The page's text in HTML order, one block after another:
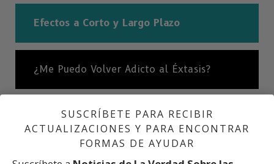
Efectos a Corto y Largo Plazo
¿Me Puedo Volver Adicto al Éxtasis?
Información Científica
La Verdad sobre las Drogas
SUSCRÍBETE PARA RECIBIR
ACTUALIZACIONES Y PARA ENCONTRAR
FORMAS DE AYUDAR